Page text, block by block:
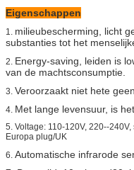
Eigenschappen
1. milieubescherming, licht
substanties tot het
2. Energy-saving, leiden is
van de machtsconsumptie.
3. Veroorzaakt niet hete
4. Met lange levensuur, is
5. Voltage: 110-120V, 220--
Europa plug/UK
6. Automatische infrarode